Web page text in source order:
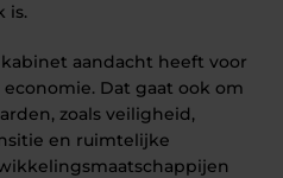
is.
aandacht heeft voor
Dat gaat ook om
zoals veiligheid,
en ruimtelijke